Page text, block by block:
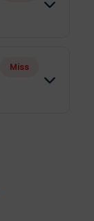
£6,45 mil.
£5,42 mil.
Miss